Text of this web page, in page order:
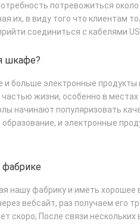
потревожиться
их, в виду того что клиентам
соединиться с кабелями
шкафе?
и больше электронные продукты
жизни, особенно в
начинают популяризовать
и электронные
нашу фабрику и иметь
вебсайт, раз получаем его
скоро; После связи